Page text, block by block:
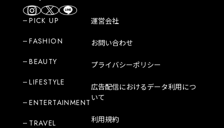
PICK UP
FASHION
BEAUTY
LIFESTYLE
ENTERTAINMENT
TRAVEL
運営会社
お問い合わせ
プライバシーポリシー
広告配信におけるデータ利用につ
いて
利用規約